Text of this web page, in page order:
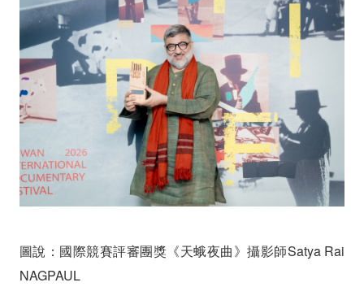
圖說：國際競賽評審團獎《天蛾夜曲》攝影師Satya Rai
NAGPAUL